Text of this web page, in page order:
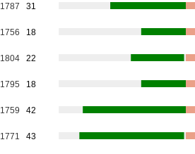
1787 31
1756 18
1804 22
1795 18
1759 42
1771 43